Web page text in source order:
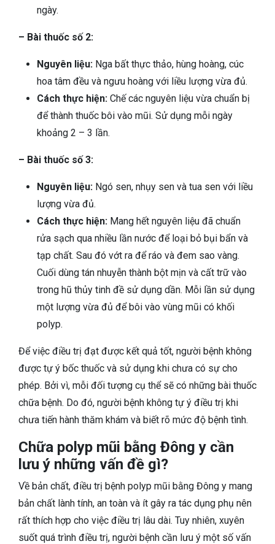
ngày.
– Bài thuốc số 2:
Nguyên liệu: Nga bất thực thảo, hùng hoàng, cúc
hoa tâm đều và ngưu hoàng với liều lượng vừa đủ.
Cách thực hiện: Chế các nguyên liệu vừa chuẩn bị
để thành thuốc bôi vào mũi. Sử dụng mỗi ngày
khoảng 2 – 3 lần.
– Bài thuốc số 3:
Nguyên liệu: Ngó sen, nhụy sen và tua sen với liều
lượng vừa đủ.
Cách thực hiện: Mang hết nguyên liệu đã chuẩn
rửa sạch qua nhiều lần nước để loại bỏ bụi bẩn và
tạp chất. Sau đó vớt ra để ráo và đem sao vàng.
Cuối dùng tán nhuyễn thành bột mịn và cất trữ vào
trong hũ thủy tinh đề sử dụng dần. Mỗi lần sử dụng
một lượng vừa đủ để bôi vào vùng mũi có khối
polyp.
Để việc điều trị đạt được kết quả tốt, người bệnh không
được tự ý bốc thuốc và sử dụng khi chưa có sự cho
phép. Bởi vì, mỗi đối tượng cụ thể sẽ có những bài thuốc
chữa bệnh. Do đó, người bệnh không tự ý điều trị khi
chưa tiến hành thăm khám và biết rõ mức độ bệnh tình.
Chữa polyp mũi bằng Đông y cần
lưu ý những vấn đề gì?
Về bản chất, điều trị bệnh polyp mũi bằng Đông y mang
bản chất lành tính, an toàn và ít gây ra tác dụng phụ nên
rất thích hợp cho việc điều trị lâu dài. Tuy nhiên, xuyên
suốt quá trình điều trị, người bệnh cần lưu ý một số vấn